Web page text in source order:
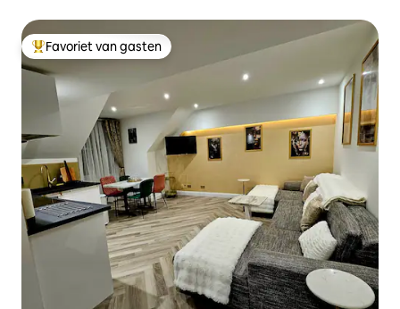
Topfavoriet van gasten
Favoriet van gasten